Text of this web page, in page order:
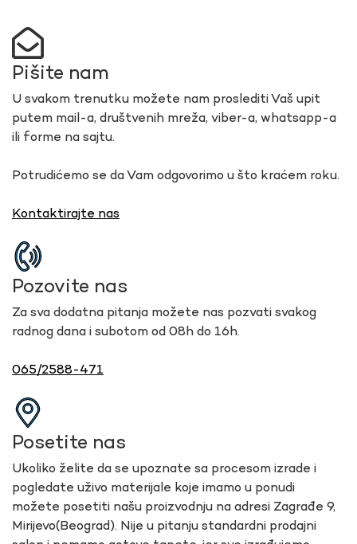
Pišite nam
U svakom trenutku možete nam proslediti Vaš upit
putem mail-a, društvenih mreža, viber-a, whatsapp-a
ili forme na sajtu.
Potrudićemo se da Vam odgovorimo u što kraćem roku.
Kontaktirajte nas
Pozovite nas
Za sva dodatna pitanja možete nas pozvati svakog
radnog dana i subotom od 08h do 16h.
065/2588-471
Posetite nas
Ukoliko želite da se upoznate sa procesom izrade i
pogledate uživo materijale koje imamo u ponudi
možete posetiti našu proizvodnju na adresi Zagrađe 9,
Mirijevo(Beograd). Nije u pitanju standardni prodajni